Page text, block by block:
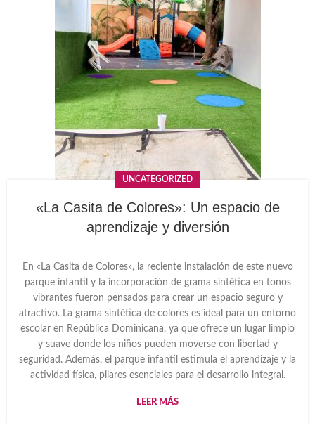
UNCATEGORIZED
«La Casita de Colores»: Un espacio de
aprendizaje y diversión
En «La Casita de Colores», la reciente instalación de este nuevo
parque infantil y la incorporación de grama sintética en tonos
vibrantes fueron pensados para crear un espacio seguro y
atractivo. La grama sintética de colores es ideal para un entorno
escolar en República Dominicana, ya que ofrece un lugar limpio
y suave donde los niños pueden moverse con libertad y
seguridad. Además, el parque infantil estimula el aprendizaje y la
actividad física, pilares esenciales para el desarrollo integral.
LEER MÁS